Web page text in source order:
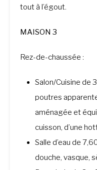
tout à l’égout.
MAISON 3
Rez-de-chaussée :
Salon/Cuisine de
poutres
aménagée et
cuisson, d’une
Salle d’eau de
douche, vasque,